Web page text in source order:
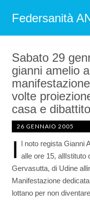
Federsanità
Sabato 29
gianni amelio
volte
casa e dibattito
26 GENNAIO 2005
I l noto regista Gianni
alle ore 15,
Gervasutta, di Udine
Manifestazione
lottano per non